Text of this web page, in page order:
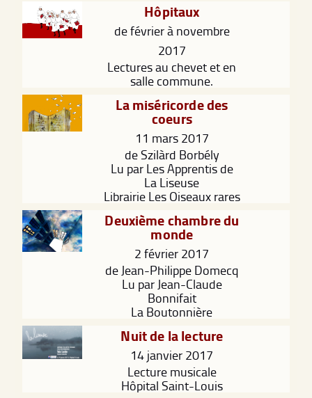
Hôpitaux
de février à novembre
2017
Lectures au chevet et en
salle commune.
La miséricorde des
coeurs
11 mars 2017
de Szilàrd Borbély
Lu par Les Apprentis de
La Liseuse
Librairie Les Oiseaux rares
Deuxième chambre du
monde
2 février 2017
de Jean-Philippe Domecq
Lu par Jean-Claude
Bonnifait
La Boutonnière
Nuit de la lecture
14 janvier 2017
Lecture musicale
Hôpital Saint-Louis